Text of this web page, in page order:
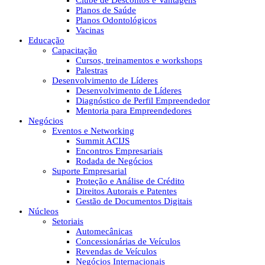
Planos de Saúde
Planos Odontológicos
Vacinas
Educação
Capacitação
Cursos, treinamentos e workshops
Palestras
Desenvolvimento de Líderes
Desenvolvimento de Líderes
Diagnóstico de Perfil Empreendedor
Mentoria para Empreendedores
Negócios
Eventos e Networking
Summit ACIJS
Encontros Empresariais
Rodada de Negócios
Suporte Empresarial
Proteção e Análise de Crédito
Direitos Autorais e Patentes
Gestão de Documentos Digitais
Núcleos
Setoriais
Automecânicas
Concessionárias de Veículos
Revendas de Veículos
Negócios Internacionais